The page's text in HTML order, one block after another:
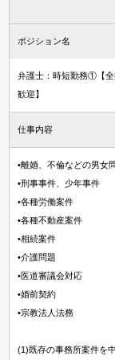
ポジション名
弁護士：時短勤務①【全
歓迎】
仕事内容
•離婚、不倫などの男女
•刑事事件、少年事件
•各種労働案件
•各種不動産案件
•相続案件
•介護問題
•医道審議会対応
•婚前契約
•宗教法人法務
(1)既存の事務所案件を